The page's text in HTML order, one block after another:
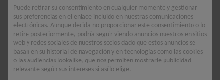
mantienen bajo control a las bacterias potencialmente nocivas.
El microbioma de la piel
Puede retirar su consentimiento en cualquier momento y gestionar
sus preferencias en el enlace incluido en nuestras comunicaciones
electrónicas. Aunque decida no proporcionar este consentimiento o lo
retire posteriormente, podría seguir viendo anuncios nuestros en sitios
web y redes sociales de nuestros socios dado que estos anuncios se
basan en su historial de navegación y en tecnologías como las cookies
o las audiencias lookalike, que nos permiten mostrarle publicidad
relevante según sus intereses si así lo elige.